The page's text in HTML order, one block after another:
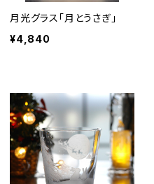
月光グラス「月とうさぎ」
¥4,840